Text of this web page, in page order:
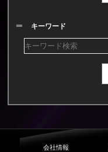
キーワード
会社情報